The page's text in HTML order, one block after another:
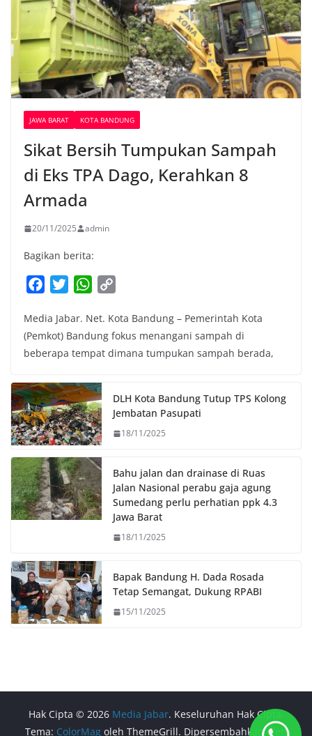
JAWA BARAT KOTA BANDUNG
Sikat Bersih Tumpukan Sampah
di Eks TPA Dago, Kerahkan 8
Armada
20/11/2025 admin
Bagikan berita:
c
e
b
o
k
i
t
t
r
W
a
t
s
p
p
p
y
L
n
k
Media Jabar. Net. Kota Bandung – Pemerintah Kota
(Pemkot) Bandung fokus menangani sampah di
beberapa tempat dimana tumpukan sampah berada,
DLH Kota Bandung Tutup TPS Kolong
Jembatan Pasupati
18/11/2025
Bahu jalan dan drainase di Ruas
Jalan Nasional perabu gaja agung
Sumedang perlu perhatian ppk 4.3
Jawa Barat
18/11/2025
Bapak Bandung H. Dada Rosada
Tetap Semangat, Dukung RPABI
15/11/2025
Hak Cipta © 2026 Media Jabar. Keseluruhan Hak Cipta.
Tema: ColorMag oleh ThemeGrill. Dipersembahkan oleh